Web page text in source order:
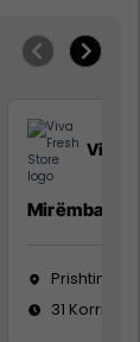
Viva
Prishtinë
31 Korrik